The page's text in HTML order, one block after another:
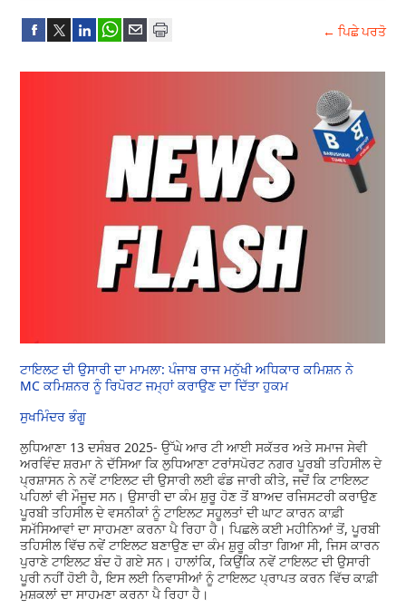
← ਪਿਛੇ ਪਰਤੋ
ਟਾਇਲਟ ਦੀ ਉਸਾਰੀ ਦਾ ਮਾਮਲਾ: ਪੰਜਾਬ ਰਾਜ ਮਨੁੱਖੀ ਅਧਿਕਾਰ ਕਮਿਸ਼ਨ ਨੇ
MC ਕਮਿਸ਼ਨਰ ਨੂੰ ਰਿਪੋਰਟ ਜਮ੍ਹਾਂ ਕਰਾਉਣ ਦਾ ਦਿੱਤਾ ਹੁਕਮ
ਸੁਖਮਿੰਦਰ ਭੰਗੂ
ਲੁਧਿਆਣਾ 13 ਦਸੰਬਰ 2025- ਉੱਘੇ ਆਰ ਟੀ ਆਈ ਸਕੱਤਰ ਅਤੇ ਸਮਾਜ ਸੇਵੀ
ਅਰਵਿੰਦ ਸ਼ਰਮਾ ਨੇ ਦੱਸਿਆ ਕਿ ਲੁਧਿਆਣਾ ਟਰਾਂਸਪੋਰਟ ਨਗਰ ਪੂਰਬੀ ਤਹਿਸੀਲ ਦੇ
ਪ੍ਰਸ਼ਾਸਨ ਨੇ ਨਵੇਂ ਟਾਇਲਟ ਦੀ ਉਸਾਰੀ ਲਈ ਫੰਡ ਜਾਰੀ ਕੀਤੇ, ਜਦੋਂ ਕਿ ਟਾਇਲਟ
ਪਹਿਲਾਂ ਵੀ ਮੌਜੂਦ ਸਨ। ਉਸਾਰੀ ਦਾ ਕੰਮ ਸ਼ੁਰੂ ਹੋਣ ਤੋਂ ਬਾਅਦ ਰਜਿਸਟਰੀ ਕਰਾਉਣ
ਪੂਰਬੀ ਤਹਿਸੀਲ ਦੇ ਵਸਨੀਕਾਂ ਨੂੰ ਟਾਇਲਟ ਸਹੂਲਤਾਂ ਦੀ ਘਾਟ ਕਾਰਨ ਕਾਫ਼ੀ
ਸਮੱਸਿਆਵਾਂ ਦਾ ਸਾਹਮਣਾ ਕਰਨਾ ਪੈ ਰਿਹਾ ਹੈ। ਪਿਛਲੇ ਕਈ ਮਹੀਨਿਆਂ ਤੋਂ, ਪੂਰਬੀ
ਤਹਿਸੀਲ ਵਿੱਚ ਨਵੇਂ ਟਾਇਲਟ ਬਣਾਉਣ ਦਾ ਕੰਮ ਸ਼ੁਰੂ ਕੀਤਾ ਗਿਆ ਸੀ, ਜਿਸ ਕਾਰਨ
ਪੁਰਾਣੇ ਟਾਇਲਟ ਬੰਦ ਹੋ ਗਏ ਸਨ। ਹਾਲਾਂਕਿ, ਕਿਉਂਕਿ ਨਵੇਂ ਟਾਇਲਟ ਦੀ ਉਸਾਰੀ
ਪੂਰੀ ਨਹੀਂ ਹੋਈ ਹੈ, ਇਸ ਲਈ ਨਿਵਾਸੀਆਂ ਨੂੰ ਟਾਇਲਟ ਪ੍ਰਾਪਤ ਕਰਨ ਵਿੱਚ ਕਾਫ਼ੀ
ਮੁਸ਼ਕਲਾਂ ਦਾ ਸਾਹਮਣਾ ਕਰਨਾ ਪੈ ਰਿਹਾ ਹੈ।